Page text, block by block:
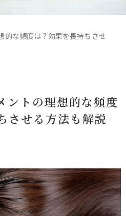
的な頻度は？効果を長持ちさせ
ントの理想的な頻度
させる方法も解説-